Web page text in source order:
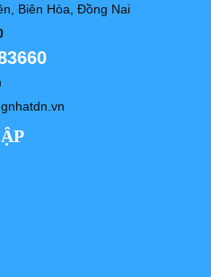
Biên Hòa, Đồng Nai